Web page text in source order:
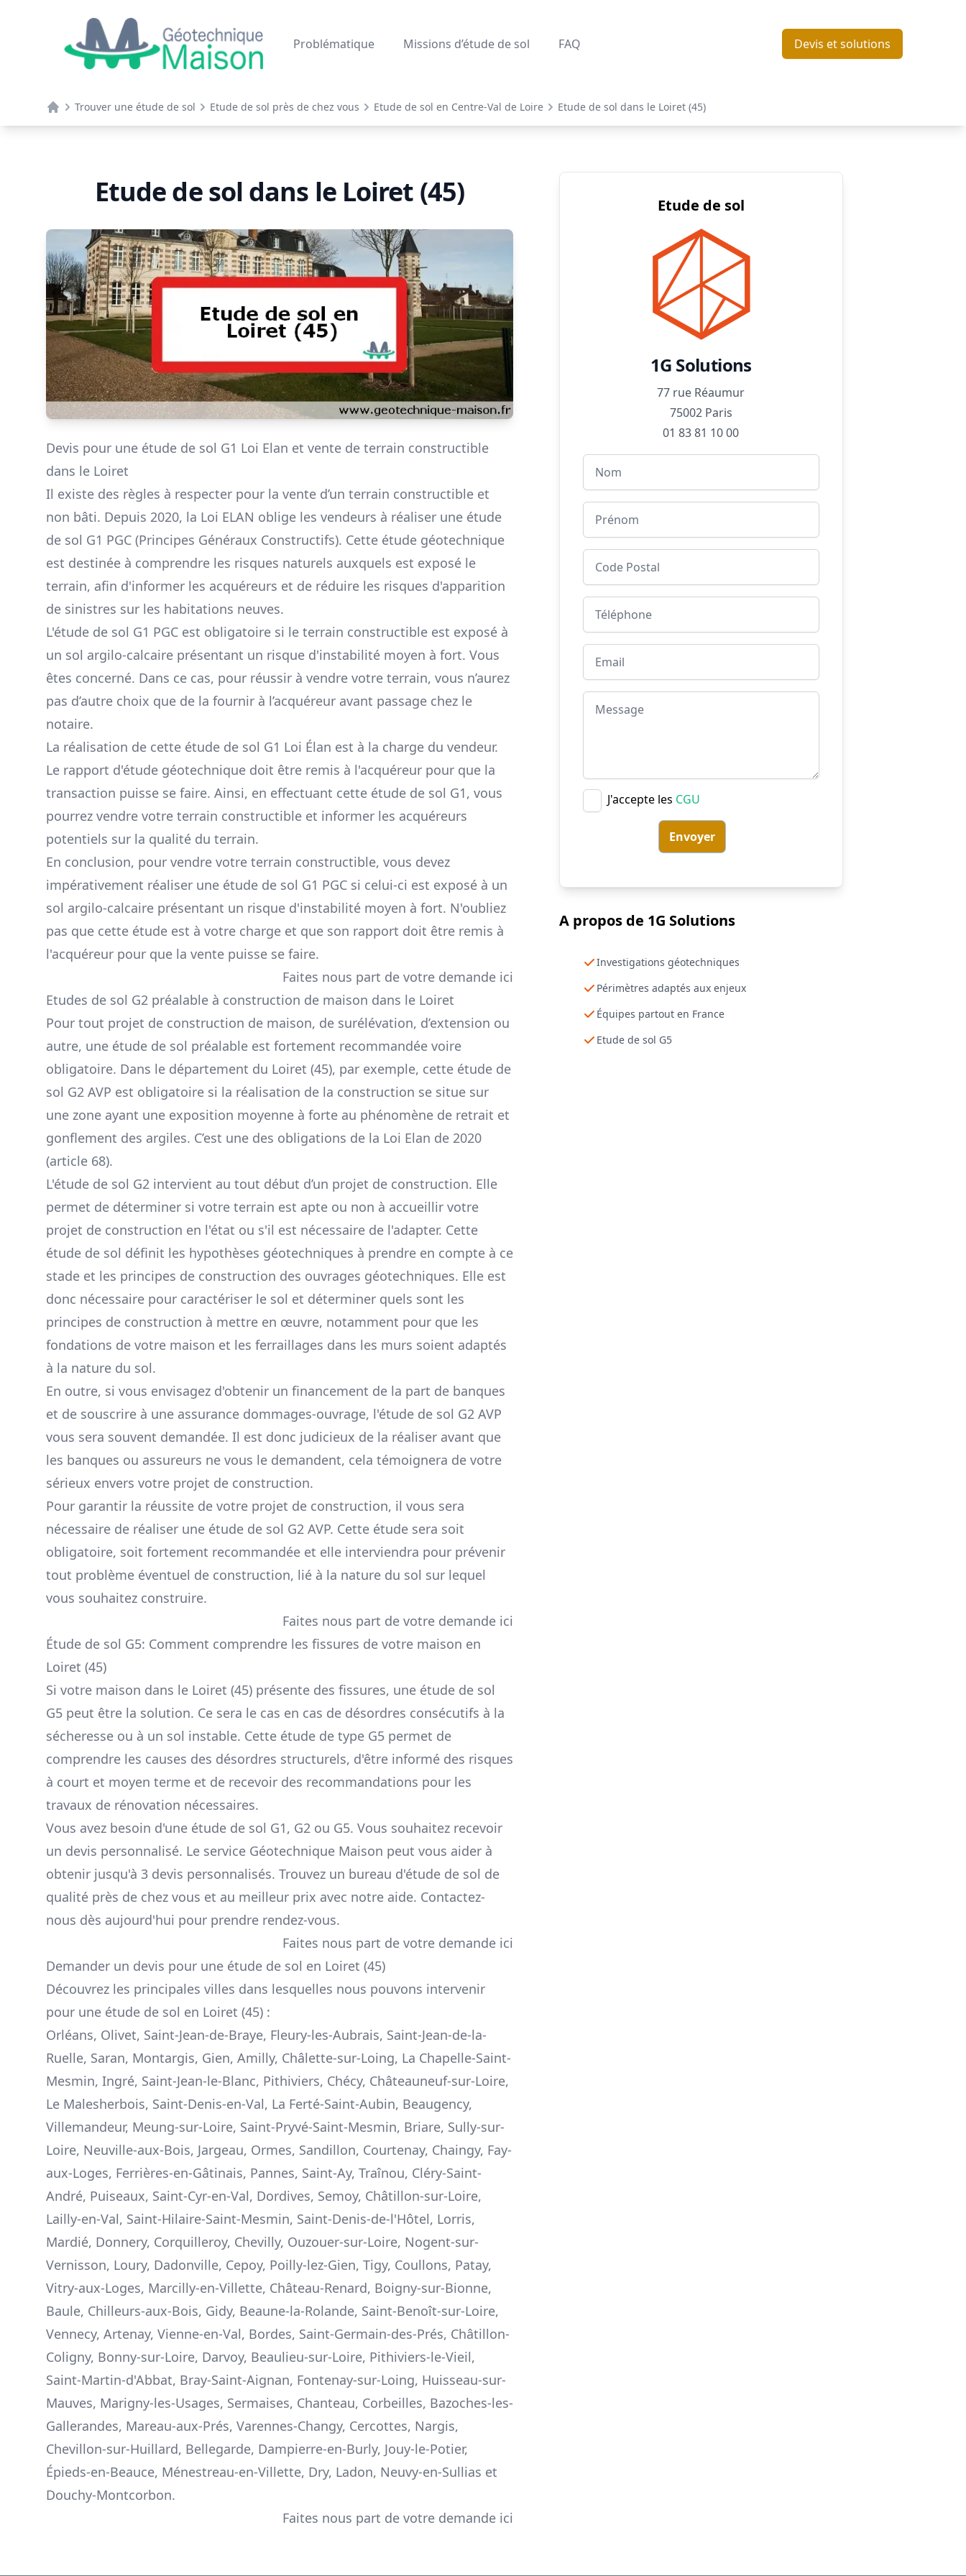
Géotechnique maison
Problématique
Missions d’étude de sol FAQ Devis et solutions
Accueil
Trouver une étude de sol Etude de sol près de chez vous Etude de sol en Centre-Val de Loire Etude de sol dans le Loiret (45)
Etude de sol dans le Loiret (45)
Devis pour une étude de sol G1 Loi Elan et vente de terrain constructible
dans le Loiret
Il existe des règles à respecter pour la vente d’un terrain constructible et
non bâti. Depuis 2020, la Loi ELAN oblige les vendeurs à réaliser une étude
de sol G1 PGC (Principes Généraux Constructifs). Cette étude géotechnique
est destinée à comprendre les risques naturels auxquels est exposé le
terrain, afin d'informer les acquéreurs et de réduire les risques d'apparition
de sinistres sur les habitations neuves.
L'étude de sol G1 PGC est obligatoire si le terrain constructible est exposé à
un sol argilo-calcaire présentant un risque d'instabilité moyen à fort. Vous
êtes concerné. Dans ce cas, pour réussir à vendre votre terrain, vous n’aurez
pas d’autre choix que de la fournir à l’acquéreur avant passage chez le
notaire.
La réalisation de cette étude de sol G1 Loi Élan est à la charge du vendeur.
Le rapport d'étude géotechnique doit être remis à l'acquéreur pour que la
transaction puisse se faire. Ainsi, en effectuant cette étude de sol G1, vous
pourrez vendre votre terrain constructible et informer les acquéreurs
potentiels sur la qualité du terrain.
En conclusion, pour vendre votre terrain constructible, vous devez
impérativement réaliser une étude de sol G1 PGC si celui-ci est exposé à un
sol argilo-calcaire présentant un risque d'instabilité moyen à fort. N'oubliez
pas que cette étude est à votre charge et que son rapport doit être remis à
l'acquéreur pour que la vente puisse se faire.
Faites nous part de votre demande ici
Etudes de sol G2 préalable à construction de maison dans le Loiret
Pour tout projet de construction de maison, de surélévation, d’extension ou
autre, une étude de sol préalable est fortement recommandée voire
obligatoire. Dans le département du Loiret (45), par exemple, cette étude de
sol G2 AVP est obligatoire si la réalisation de la construction se situe sur
une zone ayant une exposition moyenne à forte au phénomène de retrait et
gonflement des argiles. C’est une des obligations de la Loi Elan de 2020
(article 68).
L'étude de sol G2 intervient au tout début d’un projet de construction. Elle
permet de déterminer si votre terrain est apte ou non à accueillir votre
projet de construction en l'état ou s'il est nécessaire de l'adapter. Cette
étude de sol définit les hypothèses géotechniques à prendre en compte à ce
stade et les principes de construction des ouvrages géotechniques. Elle est
donc nécessaire pour caractériser le sol et déterminer quels sont les
principes de construction à mettre en œuvre, notamment pour que les
fondations de votre maison et les ferraillages dans les murs soient adaptés
à la nature du sol.
En outre, si vous envisagez d'obtenir un financement de la part de banques
et de souscrire à une assurance dommages-ouvrage, l'étude de sol G2 AVP
vous sera souvent demandée. Il est donc judicieux de la réaliser avant que
les banques ou assureurs ne vous le demandent, cela témoignera de votre
sérieux envers votre projet de construction.
Pour garantir la réussite de votre projet de construction, il vous sera
nécessaire de réaliser une étude de sol G2 AVP. Cette étude sera soit
obligatoire, soit fortement recommandée et elle interviendra pour prévenir
tout problème éventuel de construction, lié à la nature du sol sur lequel
vous souhaitez construire.
Faites nous part de votre demande ici
Étude de sol G5: Comment comprendre les fissures de votre maison en
Loiret (45)
Si votre maison dans le Loiret (45) présente des fissures, une étude de sol
G5 peut être la solution. Ce sera le cas en cas de désordres consécutifs à la
sécheresse ou à un sol instable. Cette étude de type G5 permet de
comprendre les causes des désordres structurels, d'être informé des risques
à court et moyen terme et de recevoir des recommandations pour les
travaux de rénovation nécessaires.
Vous avez besoin d'une étude de sol G1, G2 ou G5. Vous souhaitez recevoir
un devis personnalisé. Le service Géotechnique Maison peut vous aider à
obtenir jusqu'à 3 devis personnalisés. Trouvez un bureau d'étude de sol de
qualité près de chez vous et au meilleur prix avec notre aide. Contactez-
nous dès aujourd'hui pour prendre rendez-vous.
Faites nous part de votre demande ici
Demander un devis pour une étude de sol en Loiret (45)
Découvrez les principales villes dans lesquelles nous pouvons intervenir
pour une étude de sol en Loiret (45) :
Orléans, Olivet, Saint-Jean-de-Braye, Fleury-les-Aubrais, Saint-Jean-de-la-
Ruelle, Saran, Montargis, Gien, Amilly, Châlette-sur-Loing, La Chapelle-Saint-
Mesmin, Ingré, Saint-Jean-le-Blanc, Pithiviers, Chécy, Châteauneuf-sur-Loire,
Le Malesherbois, Saint-Denis-en-Val, La Ferté-Saint-Aubin, Beaugency,
Villemandeur, Meung-sur-Loire, Saint-Pryvé-Saint-Mesmin, Briare, Sully-sur-
Loire, Neuville-aux-Bois, Jargeau, Ormes, Sandillon, Courtenay, Chaingy, Fay-
aux-Loges, Ferrières-en-Gâtinais, Pannes, Saint-Ay, Traînou, Cléry-Saint-
André, Puiseaux, Saint-Cyr-en-Val, Dordives, Semoy, Châtillon-sur-Loire,
Lailly-en-Val, Saint-Hilaire-Saint-Mesmin, Saint-Denis-de-l'Hôtel, Lorris,
Mardié, Donnery, Corquilleroy, Chevilly, Ouzouer-sur-Loire, Nogent-sur-
Vernisson, Loury, Dadonville, Cepoy, Poilly-lez-Gien, Tigy, Coullons, Patay,
Vitry-aux-Loges, Marcilly-en-Villette, Château-Renard, Boigny-sur-Bionne,
Baule, Chilleurs-aux-Bois, Gidy, Beaune-la-Rolande, Saint-Benoît-sur-Loire,
Vennecy, Artenay, Vienne-en-Val, Bordes, Saint-Germain-des-Prés, Châtillon-
Coligny, Bonny-sur-Loire, Darvoy, Beaulieu-sur-Loire, Pithiviers-le-Vieil,
Saint-Martin-d'Abbat, Bray-Saint-Aignan, Fontenay-sur-Loing, Huisseau-sur-
Mauves, Marigny-les-Usages, Sermaises, Chanteau, Corbeilles, Bazoches-les-
Gallerandes, Mareau-aux-Prés, Varennes-Changy, Cercottes, Nargis,
Chevillon-sur-Huillard, Bellegarde, Dampierre-en-Burly, Jouy-le-Potier,
Épieds-en-Beauce, Ménestreau-en-Villette, Dry, Ladon, Neuvy-en-Sullias et
Douchy-Montcorbon.
Faites nous part de votre demande ici
Etude de sol
1G Solutions
77 rue Réaumur
75002 Paris
01 83 81 10 00
J'accepte les CGU
Envoyer
A propos de 1G Solutions
Investigations géotechniques
Périmètres adaptés aux enjeux
Équipes partout en France
Etude de sol G5